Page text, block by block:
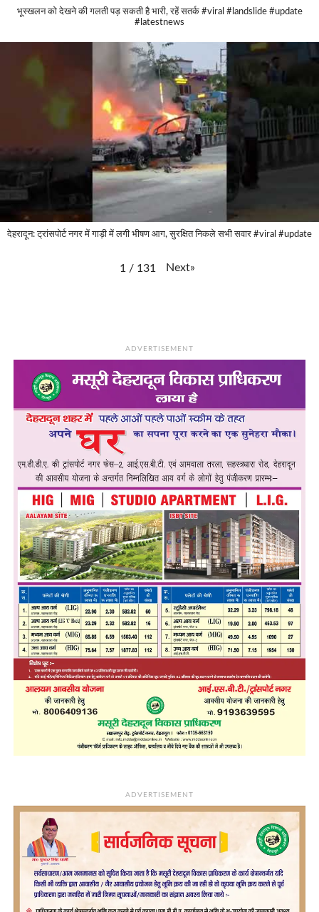
भूस्खलन को देखने की गलती पड़ सकती है भारी, रहें सतर्क #viral #landslide #update
#latestnews
देहरादून: ट्रांसपोर्ट नगर में गाड़ी में लगी भीषण आग, सुरक्षित निकले सभी सवार #viral #update
1 / 131 Next»
ADVERTISEMENT
ADVERTISEMENT